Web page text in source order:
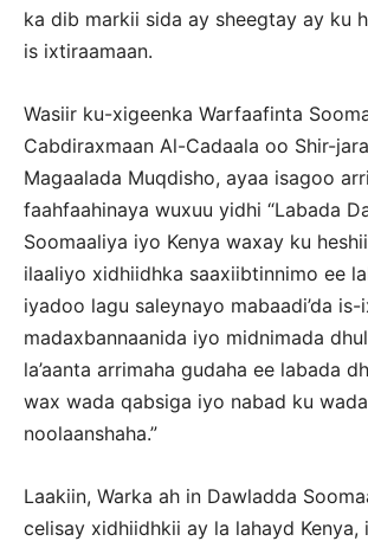
ka dib markii sida ay sheegtay ay ku
is ixtiraamaan.
Wasiir ku-xigeenka Warfaafinta
Cabdiraxmaan Al-Cadaala oo Shir-
Magaalada Muqdisho, ayaa isagoo
faahfaahinaya wuxuu yidhi “Labada
Soomaaliya iyo Kenya waxay ku
ilaaliyo xidhiidhka saaxiibtinnimo ee
iyadoo lagu saleynayo mabaadi’da
madaxbannaanida iyo midnimada
la’aanta arrimaha gudaha ee labada
wax wada qabsiga iyo nabad ku wada
noolaanshaha.”
Laakiin, Warka ah in Dawladda
celisay xidhiidhkii ay la lahayd Kenya,